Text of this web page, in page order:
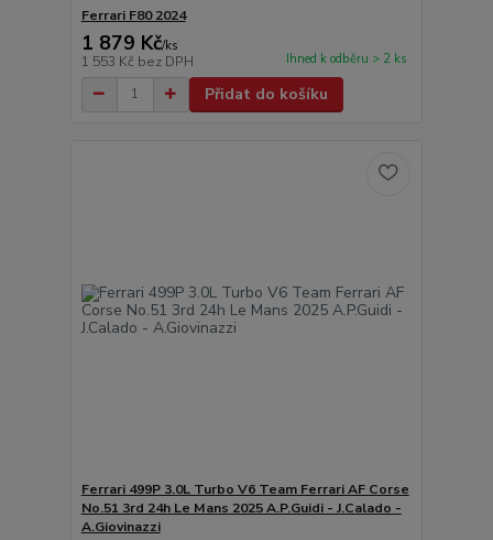
Ferrari F80 2024
1 879 Kč/ks
1 553 Kč bez DPH Ihned k odběru > 2 ks
Přidat do košíku
Ferrari 499P 3.0L Turbo V6 Team Ferrari AF Corse
No.51 3rd 24h Le Mans 2025 A.P.Guidi - J.Calado -
A.Giovinazzi